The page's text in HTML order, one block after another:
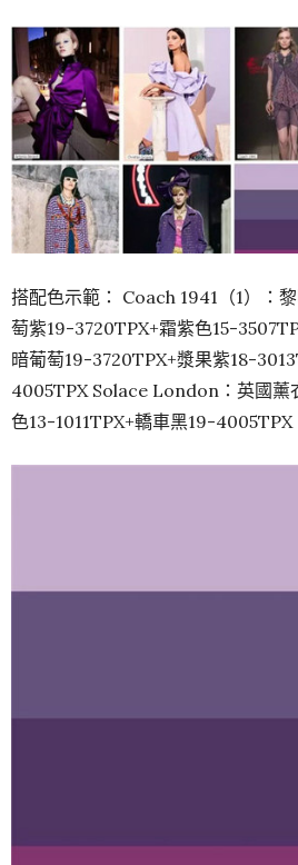
搭配色示範： Coach 1941（1）：
萄紫19-3720TPX+霜紫色15-
暗葡萄19-3720TPX+漿果紫18-
4005TPX Solace London：英國薰
色13-1011TPX+轎車黑19-4005TPX